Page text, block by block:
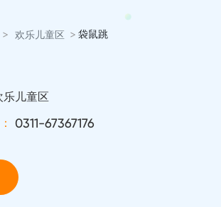
欢乐儿童区 袋鼠跳
乐儿童区
0311-67367176